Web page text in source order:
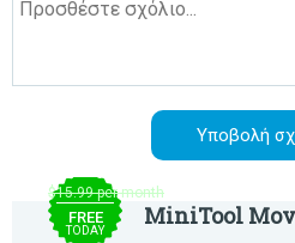
$15.99 per month
FREE
TODAY
MiniTool